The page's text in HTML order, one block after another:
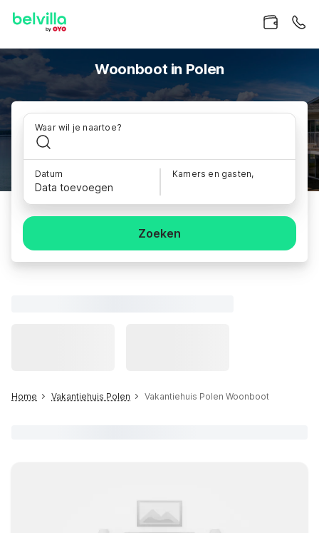
Woonboot in Polen
Waar wil je naartoe?
Datum
Data toevoegen
Kamers en gasten,
Zoeken
Home Vakantiehuis Polen Vakantiehuis Polen Woonboot